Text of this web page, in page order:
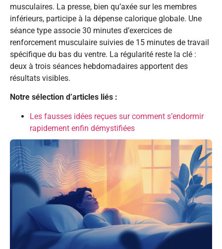
musculaires. La presse, bien qu’axée sur les membres
inférieurs, participe à la dépense calorique globale. Une
séance type associe 30 minutes d’exercices de
renforcement musculaire suivies de 15 minutes de travail
spécifique du bas du ventre. La régularité reste la clé :
deux à trois séances hebdomadaires apportent des
résultats visibles.
Notre sélection d’articles liés :
Les fausses idées reçues sur comment s’endormir
rapidement enfin démystifiées